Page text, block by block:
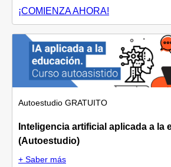
¡COMIENZA AHORA!
Autoestudio GRATUITO
Inteligencia artificial aplicada a la
(Autoestudio)
+ Saber más